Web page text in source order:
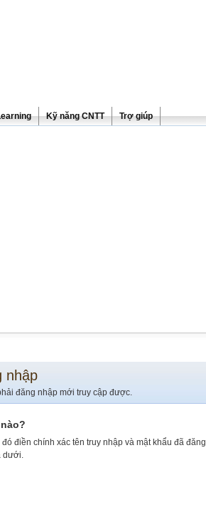
Kỹ năng CNTT Trợ giúp
nhập
đăng nhập mới truy cập được.
điền chính xác tên truy nhập và mật khẩu đã đăng
dưới.